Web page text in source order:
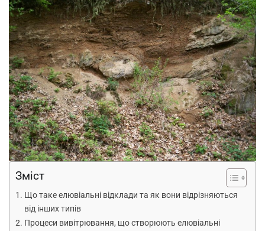
Зміст
Що таке елювіальні відклади та як вони відрізняються
від інших типів
Процеси вивітрювання, що створюють елювіальні